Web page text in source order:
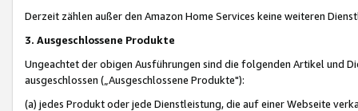
Derzeit zählen außer den Amazon Home Services keine weiteren
3. Ausgeschlossene Produkte
Ungeachtet der obigen Ausführungen sind die folgenden Artikel und
ausgeschlossen („Ausgeschlossene Produkte"):
(a) jedes Produkt oder jede Dienstleistung, die auf einer Webseite